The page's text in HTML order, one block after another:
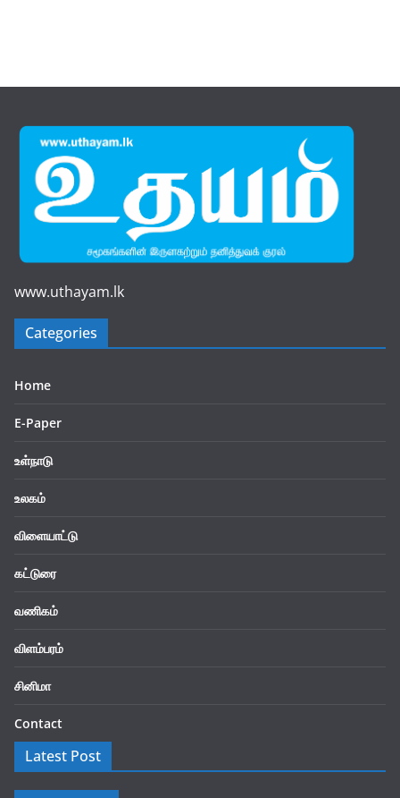
www.uthayam.lk
Categories
Home
E-Paper
உள்நாடு
உலகம்
விளையாட்டு
கட்டுரை
வணிகம்
விளம்பரம்
சினிமா
Contact
Latest Post